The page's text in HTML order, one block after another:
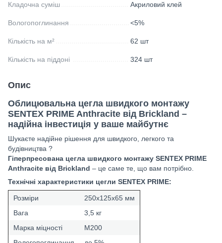
Кладочна суміш Акриловий клей
Вологопоглинання <5%
Кількість на м² 62 шт
Кількість на піддоні 324 шт
Опис
Облицювальна цегла швидкого монтажу
SENTEX PRIME Anthracite від Brickland –
надійна інвестиція у ваше майбутнє
Шукаєте надійне рішення для швидкого, легкого та
будівництва ?
Гіперпресована цегла швидкого монтажу SENTEX PRIME
Anthracite від Brickland – це саме те, що вам потрібно.
Технічні характеристики цегли SENTEX PRIME:
Розміри
250х125х65 мм
Вага
3,5 кг
Марка міцності
М200